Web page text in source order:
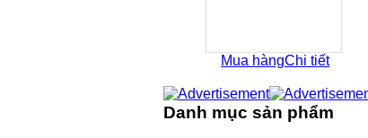
Mua hàngChi tiết
Danh mục sản phẩm